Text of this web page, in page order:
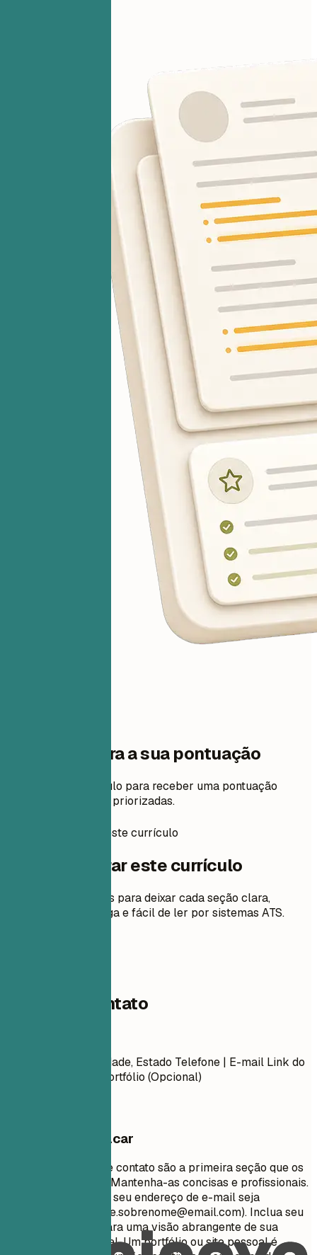
Um passo para a sua pontuação
Adicione seu currículo para receber uma pontuação
gratuita e correções priorizadas.
Como preparar este currículo
Como preparar este currículo
Orientações práticas para deixar cada seção clara,
relevante para a vaga e fácil de ler por sistemas ATS.
Dados de contato
Nome Completo Cidade, Estado Telefone | E-mail Link do
LinkedIn | Link do Portfólio (Opcional)
O que vale destacar
Suas informações de contato são a primeira seção que os
recrutadores veem. Mantenha-as concisas e profissionais.
Certifique-se de que seu endereço de e-mail seja
nome.sobrenome@email.com). Inclua seu
perfil do LinkedIn para uma visão abrangente de sua
trajetória profissional. Um portfólio ou site pessoal é